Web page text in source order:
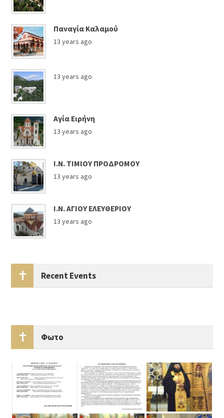
Παναγία Καλαμού
13 years ago
13 years ago
Αγία Ειρήνη
13 years ago
Ι.Ν. ΤΙΜΙΟΥ ΠΡΟΔΡΟΜΟΥ
13 years ago
Ι.Ν. ΑΓΙΟΥ ΕΛΕΥΘΕΡΙΟΥ
13 years ago
Recent Events
Φωτο